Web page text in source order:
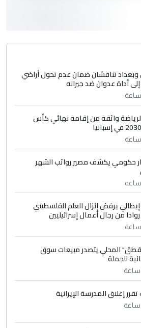
للعراق ومن اصول عريقة
يرد على صدام حسين سل
(نص كامل)
عصابة علي ماما يسقط
للعراق ومن اصول عريقة
يرد على صدام حسين سل
(نص كامل)
5
لك استاذ حامدتركان. كلام
الحقيقي للإنسان
على الكفاءة ...
واغتصاب الأرض.. بلاد
والتصحر!!
وبغداد تناقشان ضمان عدم تحول أراضي
أداة عدوان ضد جيرانه
واثقة من إقامة نهائي كأس
حكومي يكشف مصير رواتب الشهر
يرفض إنزال العلم الفلسطيني
من رجال أعمال إسرائيليين
المحلي يتصدر مبيعات سوق
للجملة
إغلاق المدرسة الإيرانية